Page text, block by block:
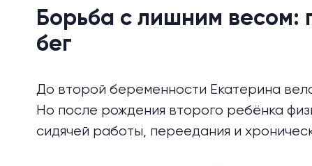
Борьба с лишним весом:
бег
До второй беременности Екатерина
Но после рождения второго ребёнка
сидячей работы, переедания и